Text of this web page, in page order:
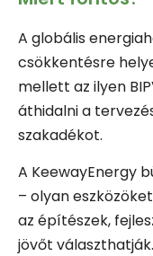
A globális
csökkentésre
mellett az ilyen
áthidalni a
szakadékot.
A KeewayEnergy
– olyan
az építészek,
jövőt választhatják.